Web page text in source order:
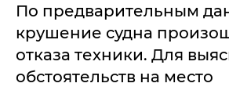
По предварительным
крушение судна
отказа техники. Для
обстоятельств на место